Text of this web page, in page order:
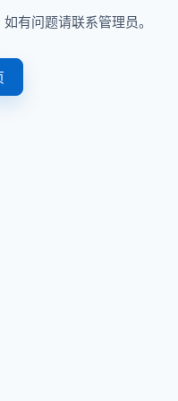
有问题请联系管理员。